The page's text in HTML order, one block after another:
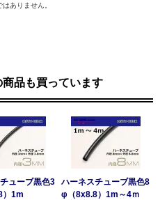
はありません。
品も買っています
ューブ黒色3
）1m
ハーネスチューブ黒色8
φ（8x8.8）1m～4ｍ